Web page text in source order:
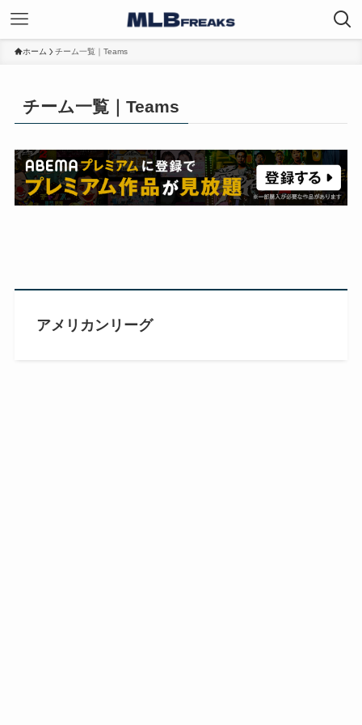
ホーム チーム一覧｜Teams
チーム一覧｜Teams
アメリカンリーグ